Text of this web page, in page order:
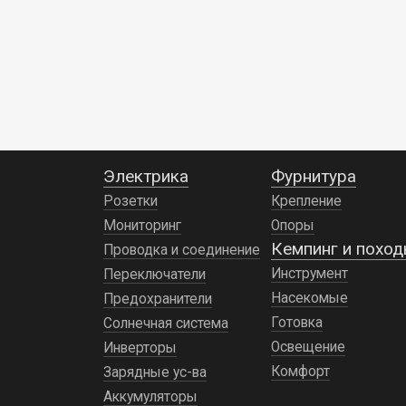
Электрика
Розетки
Мониторинг
Проводка и соединение
Переключатели
Предохранители
Солнечная система
Инверторы
Зарядные ус-ва
Аккумуляторы
Фурнитура
Крепление
Опоры
Кемпинг и
Инструмент
Насекомые
Готовка
Освещение
Комфорт